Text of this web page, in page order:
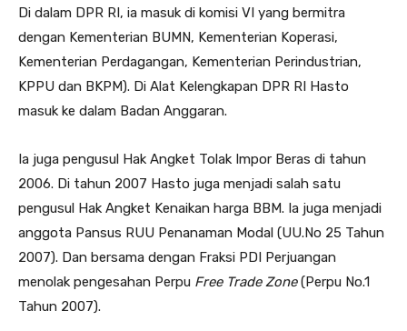
Di dalam DPR RI, ia masuk di komisi VI yang bermitra
dengan Kementerian BUMN, Kementerian Koperasi,
Kementerian Perdagangan, Kementerian Perindustrian,
KPPU dan BKPM). Di Alat Kelengkapan DPR RI Hasto
masuk ke dalam Badan Anggaran.
Ia juga pengusul Hak Angket Tolak Impor Beras di tahun
2006. Di tahun 2007 Hasto juga menjadi salah satu
pengusul Hak Angket Kenaikan harga BBM. Ia juga menjadi
anggota Pansus RUU Penanaman Modal (UU.No 25 Tahun
2007). Dan bersama dengan Fraksi PDI Perjuangan
menolak pengesahan Perpu Free Trade Zone(Perpu No.1
Tahun 2007).